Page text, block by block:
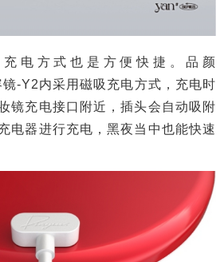
方式也是方便快捷。品颜
-Y2内采用磁吸充电方式，充电时
镜充电接口附近，插头会自动吸附
电器进行充电，黑夜当中也能快速